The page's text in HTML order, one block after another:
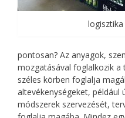
logisztika
pontosan? Az anyagok,
mozgatásával foglalkozik a
széles körben foglalja
altevékenységeket, például
módszerek szervezését,